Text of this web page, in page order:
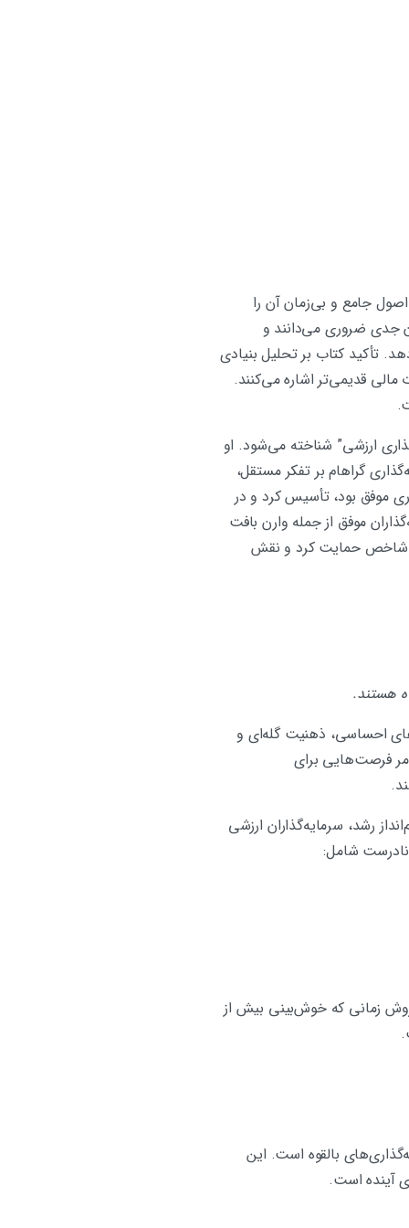
جامع و بی‌زمان آن را
جدی ضروری می‌دانند و
تأکید کتاب بر تحلیل بنیادی
مالی قدیمی‌تر اشاره می‌کنند.
ارزشی” شناخته می‌شود. او
(۱۹۴۹) را تألیف کرد. فلسفه سرمایه‌گذاری گراهام بر تفکر مستقل،
موفق بود، تأسیس کرد و در
موفق از جمله وارن بافت
شاخص حمایت کرد و نقش
هستند.
احساسی، ذهنیت گله‌ای و
فرصت‌هایی برای
رشد، سرمایه‌گذاران ارزشی
نادرست شامل:
فروش زمانی که خوش‌بینی بیش از
بالقوه است. این
آینده است.